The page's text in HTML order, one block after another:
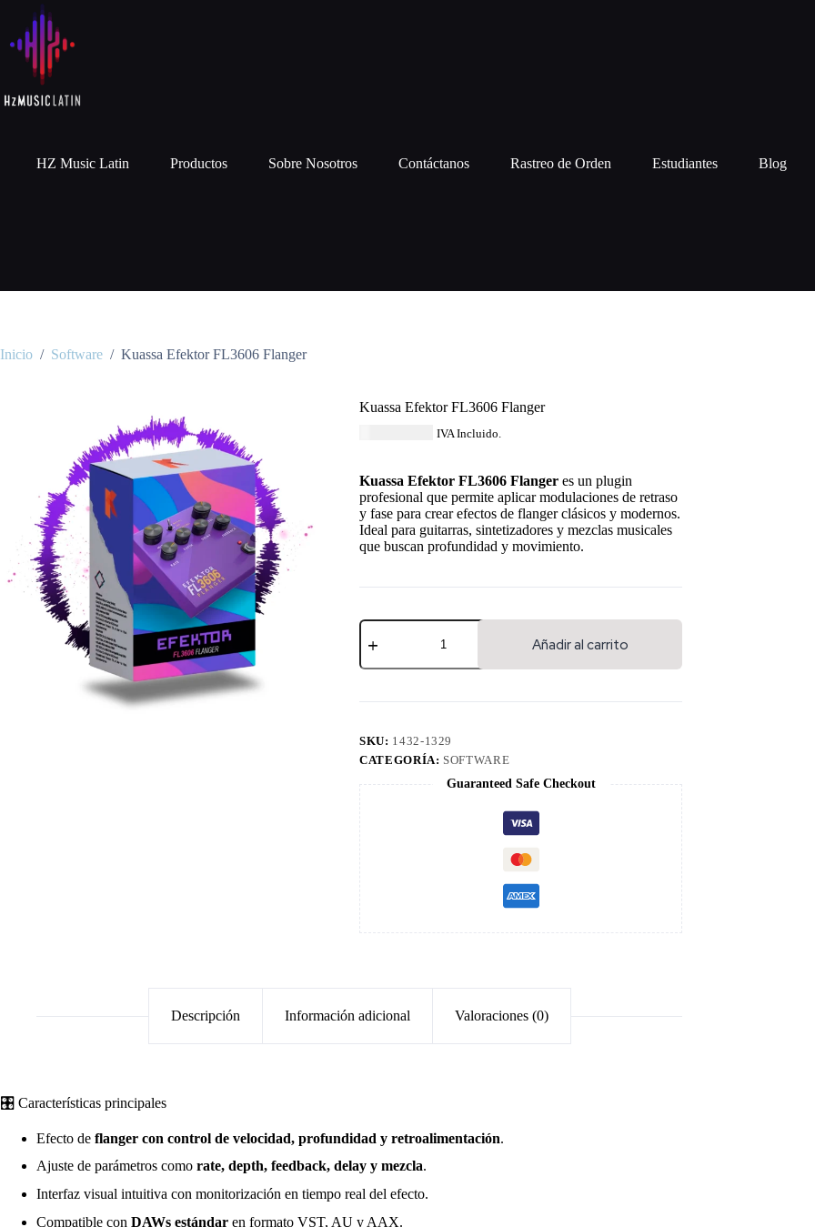
HZ Music Latin Productos Sobre Nosotros Contáctanos Rastreo de Orden Estudiantes Blog
Inicio / Software / Kuassa Efektor FL3606 Flanger
Kuassa Efektor FL3606 Flanger
IVA Incluido.
Kuassa Efektor FL3606 Flanger es un plugin
profesional que permite aplicar modulaciones de retraso
y fase para crear efectos de flanger clásicos y modernos.
Ideal para guitarras, sintetizadores y mezclas musicales
que buscan profundidad y movimiento.
Añadir al carrito
SKU: 1432-1329
CATEGORÍA: SOFTWARE
Guaranteed Safe Checkout
Descripción Información adicional Valoraciones (0)
🎛️ Características principales
Efecto de flanger con control de velocidad, profundidad y retroalimentación.
Ajuste de parámetros como rate, depth, feedback, delay y mezcla.
Interfaz visual intuitiva con monitorización en tiempo real del efecto.
Compatible con DAWs estándar en formato VST, AU y AAX.